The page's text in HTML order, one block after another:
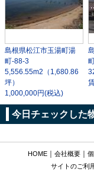
島根県松江市玉湯町湯
町-88-3
5,556.55m2 （1,680.86
坪）
1,000,000円(税込)
今日チェックした
HOME｜ 会社概要｜
サイトのご利